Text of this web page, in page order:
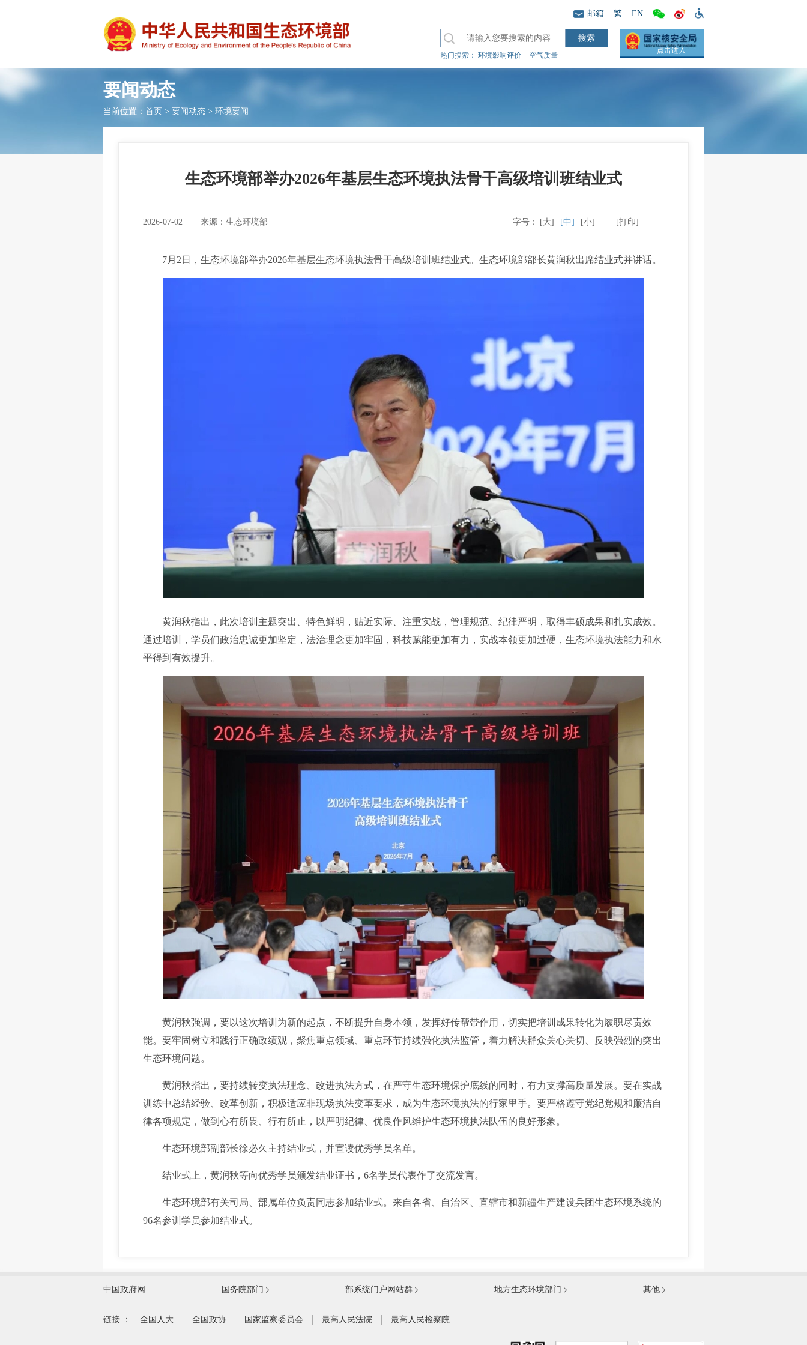
邮箱 繁 EN
热门搜索： 环境影响评价 空气质量
点击进入
要闻动态
当前位置： 首页 > 要闻动态 > 环境要闻
生态环境部举办2026年基层生态环境执法骨干高级培训班结业式
2026-07-02 来源：生态环境部 [打印]
字号： [大] [中] [小]
7月2日，生态环境部举办2026年基层生态环境执法骨干高级培训班结业式。生态环境部部长黄润秋出席结业式并讲话。
黄润秋指出，此次培训主题突出、特色鲜明，贴近实际、注重实战，管理规范、纪律严明，取得丰硕成果和扎实成效。
通过培训，学员们政治忠诚更加坚定，法治理念更加牢固，科技赋能更加有力，实战本领更加过硬，生态环境执法能力和水
平得到有效提升。
黄润秋强调，要以这次培训为新的起点，不断提升自身本领，发挥好传帮带作用，切实把培训成果转化为履职尽责效
能。要牢固树立和践行正确政绩观，聚焦重点领域、重点环节持续强化执法监管，着力解决群众关心关切、反映强烈的突出
生态环境问题。
黄润秋指出，要持续转变执法理念、改进执法方式，在严守生态环境保护底线的同时，有力支撑高质量发展。要在实战
训练中总结经验、改革创新，积极适应非现场执法变革要求，成为生态环境执法的行家里手。要严格遵守党纪党规和廉洁自
律各项规定，做到心有所畏、行有所止，以严明纪律、优良作风维护生态环境执法队伍的良好形象。
生态环境部副部长徐必久主持结业式，并宣读优秀学员名单。
结业式上，黄润秋等向优秀学员颁发结业证书，6名学员代表作了交流发言。
生态环境部有关司局、部属单位负责同志参加结业式。来自各省、自治区、直辖市和新疆生产建设兵团生态环境系统的
96名参训学员参加结业式。
外交部 国防部
国家发展和改革委员会
国家民族事务委员会
公安部
司法部
财政部 人力资源和社会保障部
中国政府网 国务院部门 部系统门户网站群 地方生态环境部门 其他
链接 ： 全国人大 全国政协 国家监察委员会 最高人民法院 最高人民检察院